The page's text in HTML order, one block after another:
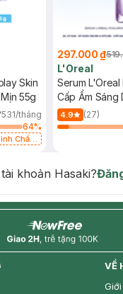
Skin
55g
531/tháng
64%
Chất
297.000 ₫
L'Oreal
Serum
Cấp Ẩm Sáng
4.9 (27)
khoản Hasaki?
nowfree
VỀ